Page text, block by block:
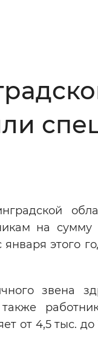
на
этого
звена
от 4,5 тыс. до